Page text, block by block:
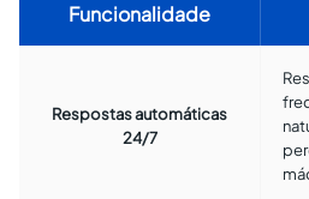
Funcionalidade
Respostas automáticas
24/7